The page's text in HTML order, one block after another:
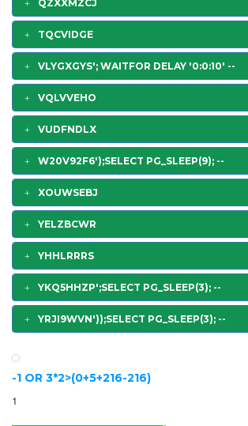
QZXXMZCJ
TQCVIDGE
VLYGXGYS'; WAITFOR DELAY '0:0:10' --
VQLVVEHO
VUDFNDLX
W20V92F6');SELECT PG_SLEEP(9); --
XOUWSEBJ
YELZBCWR
YHHLRRRS
YKQ5HHZP';SELECT PG_SLEEP(3); --
YRJI9WVN'));SELECT PG_SLEEP(3); --
-1 OR 3*2>(0+5+216-216)
1